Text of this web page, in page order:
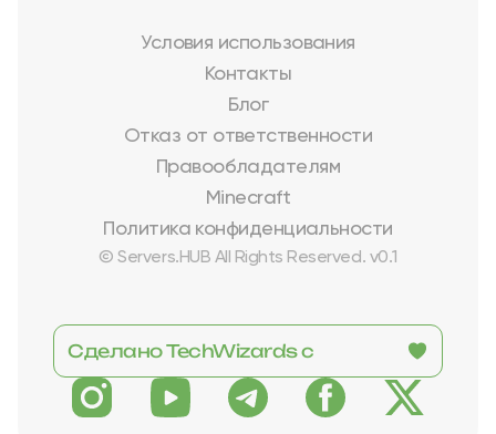
Условия использования
Контакты
Блог
Отказ от ответственности
Правообладателям
Minecraft
Политика конфиденциальности
© Servers.HUB All Rights Reserved. v0.1
Сделано TechWizards с